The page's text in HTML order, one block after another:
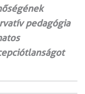
pedagógia